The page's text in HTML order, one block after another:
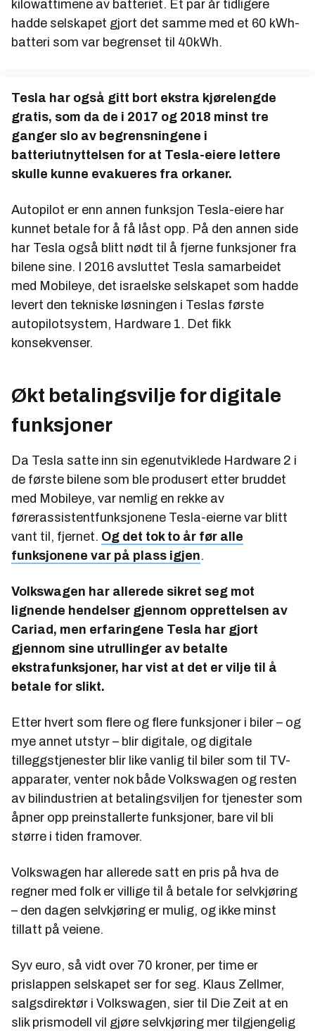
kilowattimene av batteriet. Et par år tidligere
hadde selskapet gjort det samme med et 60 kWh-
batteri som var begrenset til 40kWh.
Tesla har også gitt bort ekstra kjørelengde
gratis, som da de i 2017 og 2018 minst tre
ganger slo av begrensningene i
batteriutnyttelsen for at Tesla-eiere lettere
skulle kunne evakueres fra orkaner.
Autopilot er enn annen funksjon Tesla-eiere har
kunnet betale for å få låst opp. På den annen side
har Tesla også blitt nødt til å fjerne funksjoner fra
bilene sine. I 2016 avsluttet Tesla samarbeidet
med Mobileye, det israelske selskapet som hadde
levert den tekniske løsningen i Teslas første
autopilotsystem, Hardware 1. Det fikk
konsekvenser.
Økt betalingsvilje for digitale
funksjoner
Da Tesla satte inn sin egenutviklede Hardware 2 i
de første bilene som ble produsert etter bruddet
med Mobileye, var nemlig en rekke av
førerassistentfunksjonene Tesla-eierne var blitt
vant til, fjernet. Og det tok to år før alle
funksjonene var på plass igjen.
Volkswagen har allerede sikret seg mot
lignende hendelser gjennom opprettelsen av
Cariad, men erfaringene Tesla har gjort
gjennom sine utrullinger av betalte
ekstrafunksjoner, har vist at det er vilje til å
betale for slikt.
Etter hvert som flere og flere funksjoner i biler – og
mye annet utstyr – blir digitale, og digitale
tilleggstjenester blir like vanlig til biler som til TV-
apparater, venter nok både Volkswagen og resten
av bilindustrien at betalingsviljen for tjenester som
åpner opp preinstallerte funksjoner, bare vil bli
større i tiden framover.
Volkswagen har allerede satt en pris på hva de
regner med folk er villige til å betale for selvkjøring
– den dagen selvkjøring er mulig, og ikke minst
tillatt på veiene.
Syv euro, så vidt over 70 kroner, per time er
prislappen selskapet ser for seg. Klaus Zellmer,
salgsdirektør i Volkswagen, sier til Die Zeit at en
slik prismodell vil gjøre selvkjøring mer tilgjengelig